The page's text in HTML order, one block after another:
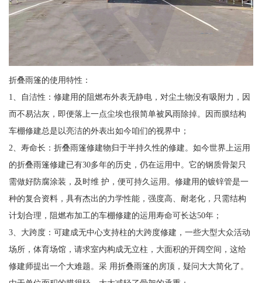
折叠雨篷的使用特性：
1、自洁性：修建用的阻燃布外表无静电，对尘土物没有吸附力，因
而不易沾灰，即便落上一点尘埃也很简单被风雨除掉。因而膜结构
车棚修建总是以亮洁的外表出如今咱们的视界中；
2、寿命长：折叠雨篷修建物归于半持久性的修建。如今世界上运用
的折叠雨篷修建已有30多年的历史，仍在运用中。它的钢质骨架只
需做好防腐涂装，及时维 护，便可持久运用。修建用的镀锌管是一
种的复合资料，具有杰出的力学性能，强度高、耐老化，只需结构
计划合理，阻燃布加工的车棚修建的运用寿命可长达50年；
3、大跨度：可建成无中心支持柱的大跨度修建，一些大型大众活动
场所，体育场馆，请求室内构成无立柱，大面积的开阔空间，这给
修建师提出一个大难题。采 用折叠雨篷的房顶，疑问大大简化了。